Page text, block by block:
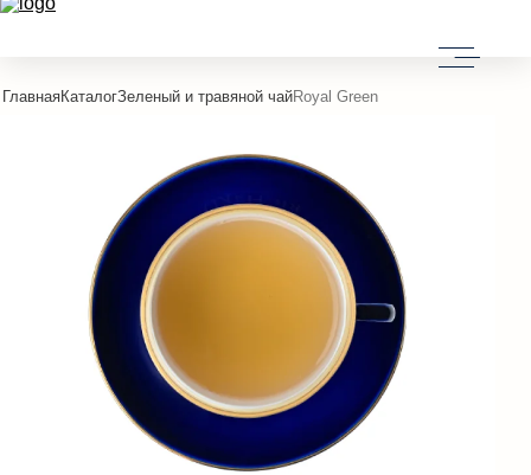
ГлавнаяКаталогЗеленый и травяной чайRoyal Green